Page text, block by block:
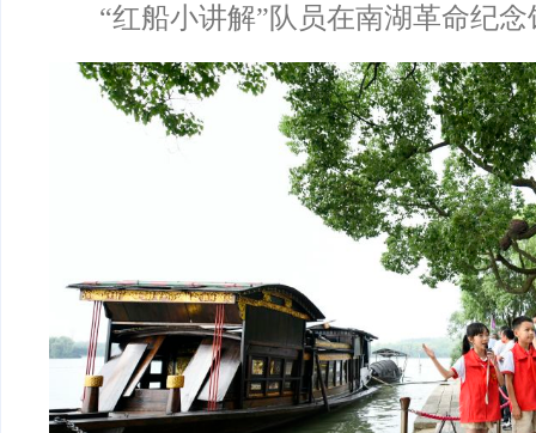
“红船小讲解”队员在南湖革命纪